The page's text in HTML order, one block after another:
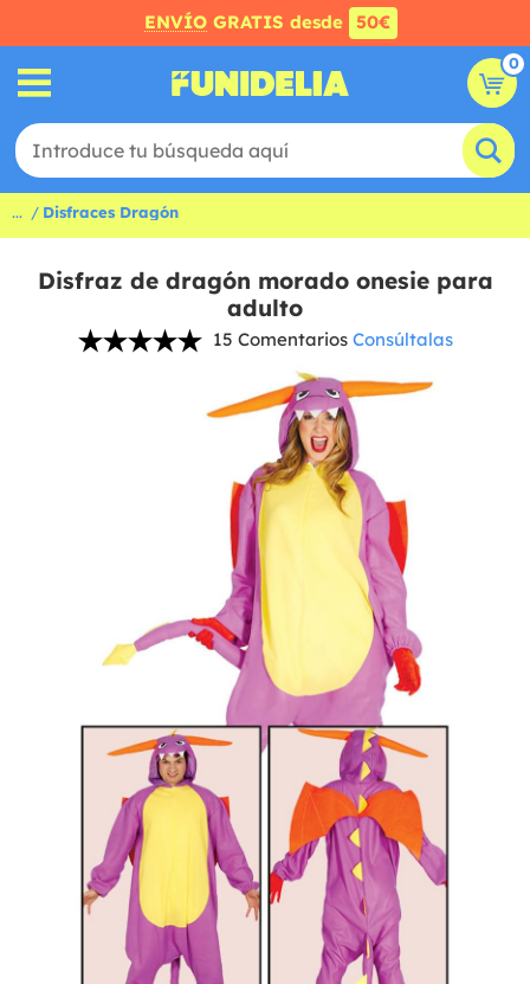
ENVÍO GRATIS desde 50€
0
... Disfraces Dragón
Disfraz de dragón morado onesie para
adulto
15 Comentarios Consúltalas